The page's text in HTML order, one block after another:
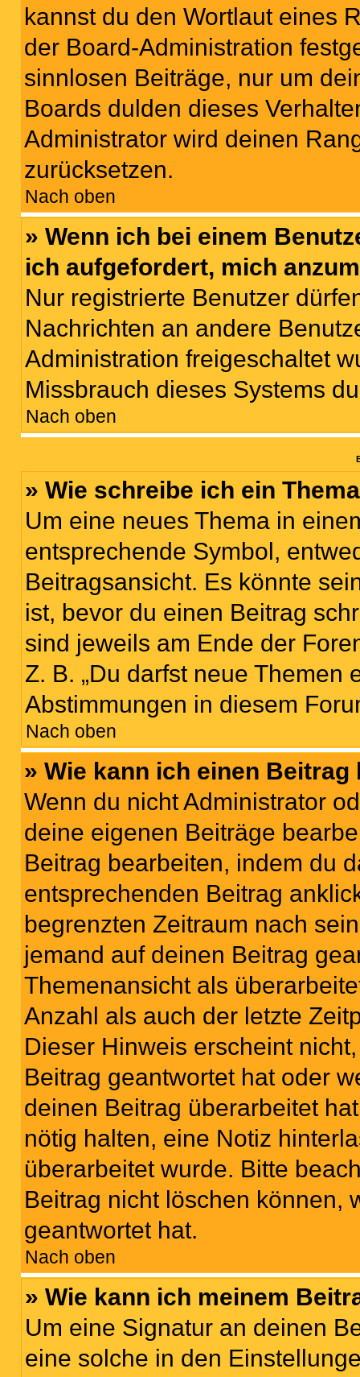
kannst du den Wortlaut eines
der Board-Administration
sinnlosen Beiträge, nur um
Boards dulden dieses
Administrator wird deinen
zurücksetzen.
Nach oben
» Wenn ich bei einem
ich aufgefordert, mich
Nur registrierte Benutzer
Nachrichten an andere
Administration freigeschaltet
Missbrauch dieses Systems
Nach oben
» Wie schreibe ich ein
Um eine neues Thema in
entsprechende Symbol,
Beitragsansicht. Es könnte
ist, bevor du einen Beitrag
sind jeweils am Ende der
Z. B. „Du darfst neue Themen
Abstimmungen in diesem
Nach oben
» Wie kann ich einen
Wenn du nicht Administrator
deine eigenen Beiträge
Beitrag bearbeiten, indem du
entsprechenden Beitrag
begrenzten Zeitraum nach
jemand auf deinen Beitrag
Themenansicht als
Anzahl als auch der letzte
Dieser Hinweis erscheint
Beitrag geantwortet hat oder
deinen Beitrag überarbeitet
nötig halten, eine Notiz
überarbeitet wurde. Bitte
Beitrag nicht löschen können,
geantwortet hat.
Nach oben
» Wie kann ich meinem
Um eine Signatur an deinen
eine solche in den